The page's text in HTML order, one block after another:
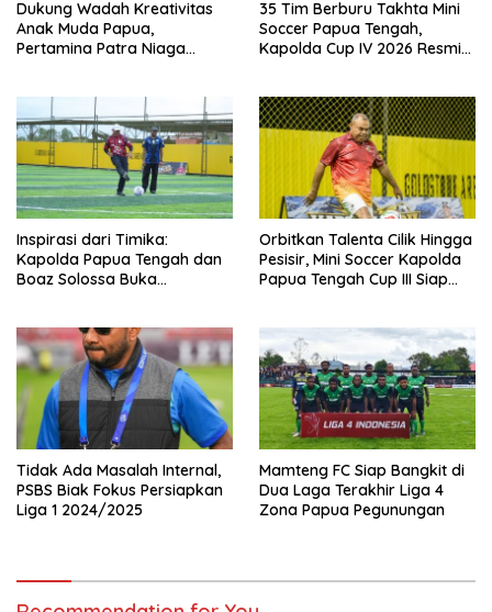
Dukung Wadah Kreativitas
Anak Muda Papua,
Pertamina Patra Niaga
Competition 2026
35 Tim Berburu Takhta Mini
Soccer Papua Tengah,
Kapolda Cup IV 2026 Resmi
Inspirasi dari Timika:
Kapolda Papua Tengah dan
Boaz Solossa Buka
Bola
Orbitkan Talenta Cilik Hingga
Pesisir, Mini Soccer Kapolda
Papua Tengah Cup III Siap
Tidak Ada Masalah Internal,
PSBS Biak Fokus Persiapkan
Liga 1 2024/2025
Mamteng FC Siap Bangkit di
Dua Laga Terakhir Liga 4
Zona Papua Pegunungan